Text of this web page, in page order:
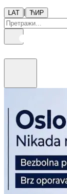
LAT | ЋИР